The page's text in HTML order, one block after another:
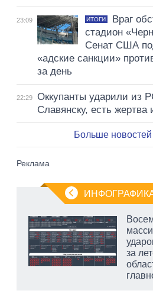
23:09 ИТОГИ
Враг
стадион
Сенат США
«адские санкции»
за день
22:29
Оккупанты ударили из
Славянску, есть жертва
Больше новостей
за